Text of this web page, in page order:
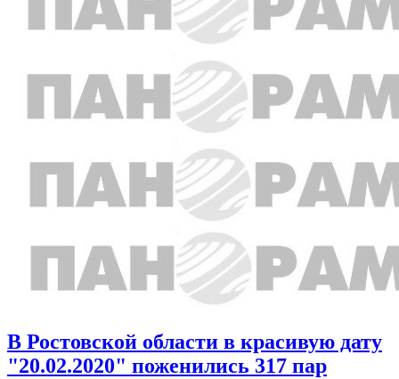
В Ростовской области в красивую дату
"20.02.2020" поженились 317 пар